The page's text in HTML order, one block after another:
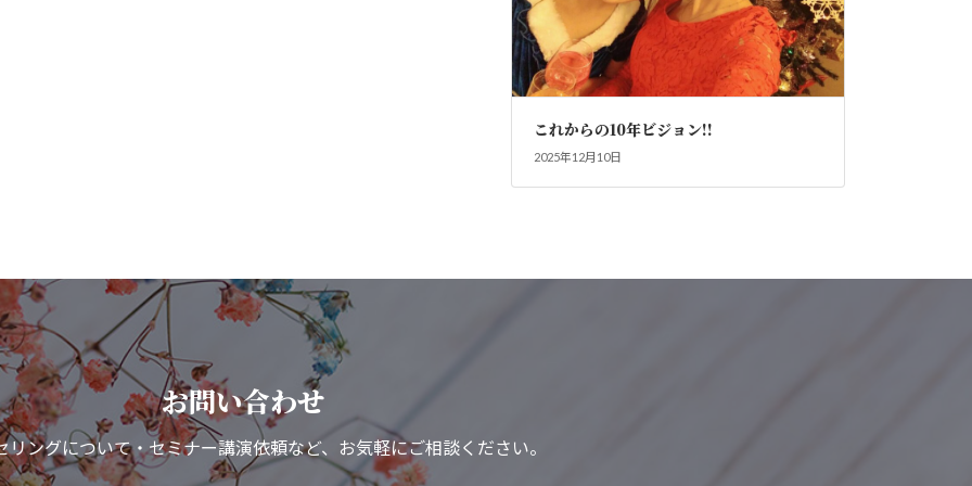
これからの10年ビジョン!!
2025年12月10日
お問い合わせ
リングについて・セミナー講演依頼など、お気軽にご相談ください。